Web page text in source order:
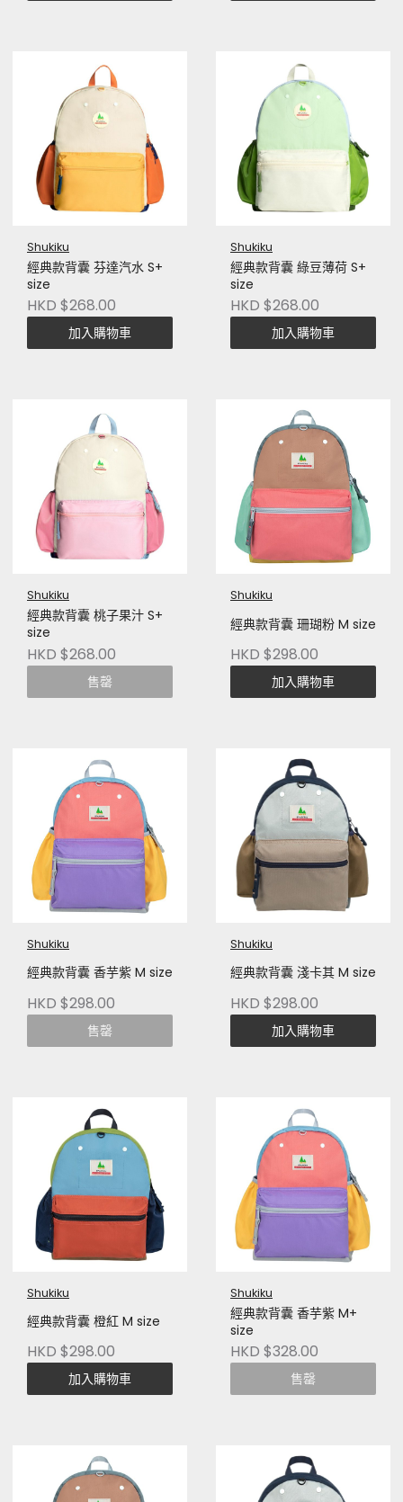
Shukiku
經典款背囊 芬達汽水 S+
size
HKD $268.00
加入購物車
Shukiku
經典款背囊 綠豆薄荷 S+
size
HKD $268.00
加入購物車
Shukiku
經典款背囊 桃子果汁 S+
size
HKD $268.00
售罄
Shukiku
經典款背囊 珊瑚粉 M size
HKD $298.00
加入購物車
Shukiku
經典款背囊 香芋紫 M size
HKD $298.00
售罄
Shukiku
經典款背囊 淺卡其 M size
HKD $298.00
加入購物車
Shukiku
經典款背囊 橙紅 M size
HKD $298.00
加入購物車
Shukiku
經典款背囊 香芋紫 M+
size
HKD $328.00
售罄